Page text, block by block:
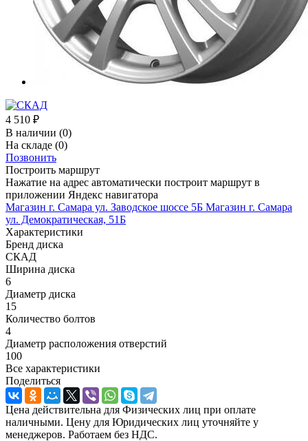
4 510 ₽
В наличии (0)
На складе (0)
Позвонить
Построить маршрут
Нажатие на адрес автоматически построит маршрут в
приложении Яндекс навигатора
Магазин г. Самара ул. Заводское шоссе 5Б Магазин г. Самара
ул. Демократическая, 51Б
Характеристики
Бренд диска
СКАД
Ширина диска
6
Диаметр диска
15
Количество болтов
4
Диаметр расположения отверстий
100
Все характеристики
Поделиться
Цена действительна для Физических лиц при оплате
наличными. Цену для Юридических лиц уточняйте у
менеджеров. Работаем без НДС.